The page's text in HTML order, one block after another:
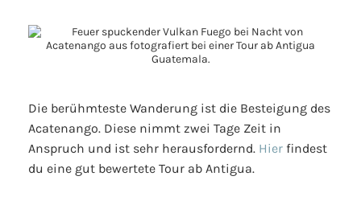
Die berühmteste Wanderung ist die Besteigung des
Acatenango. Diese nimmt zwei Tage Zeit in
Anspruch und ist sehr herausfordernd. Hier findest
du eine gut bewertete Tour ab Antigua.